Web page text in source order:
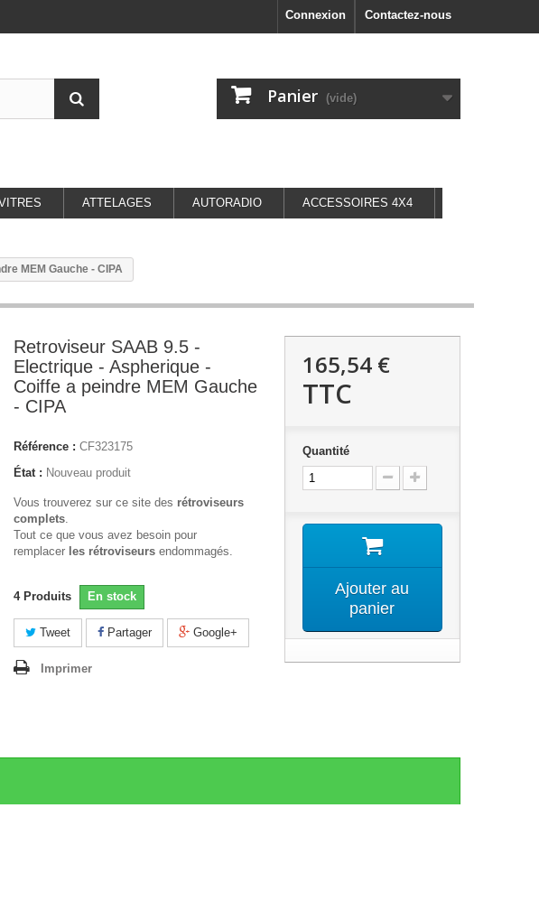
Contactez-nous
Connexion
Panier (vide)
ATTELAGES AUTORADIO ACCESSOIRES 4X4
MEM Gauche - CIPA
Retroviseur SAAB 9.5 -
Electrique - Aspherique -
Coiffe a peindre MEM Gauche
- CIPA
Référence : CF323175
État : Nouveau produit
Vous trouverez sur ce site des rétroviseurs
complets.
Tout ce que vous avez besoin pour
remplacer les rétroviseurs endommagés.
4 Produits En stock
Tweet Partager Google+
Imprimer
165,54 €
TTC
Quantité
Ajouter au
panier